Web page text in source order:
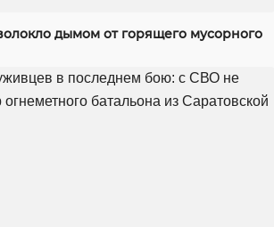
дымом от горящего мусорного